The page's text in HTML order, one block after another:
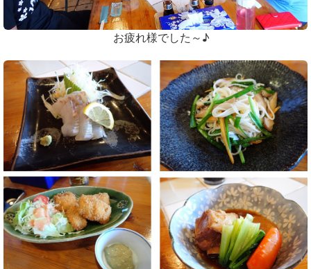
お疲れ様でした～♪